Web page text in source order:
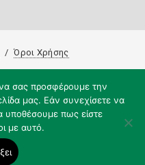
Όροι Χρήσης
σας προσφέρουμε την
μας. Εάν συνεχίσετε να
υποθέσουμε πως είστε
με αυτό.